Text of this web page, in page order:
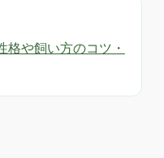
格や飼い方のコツ・